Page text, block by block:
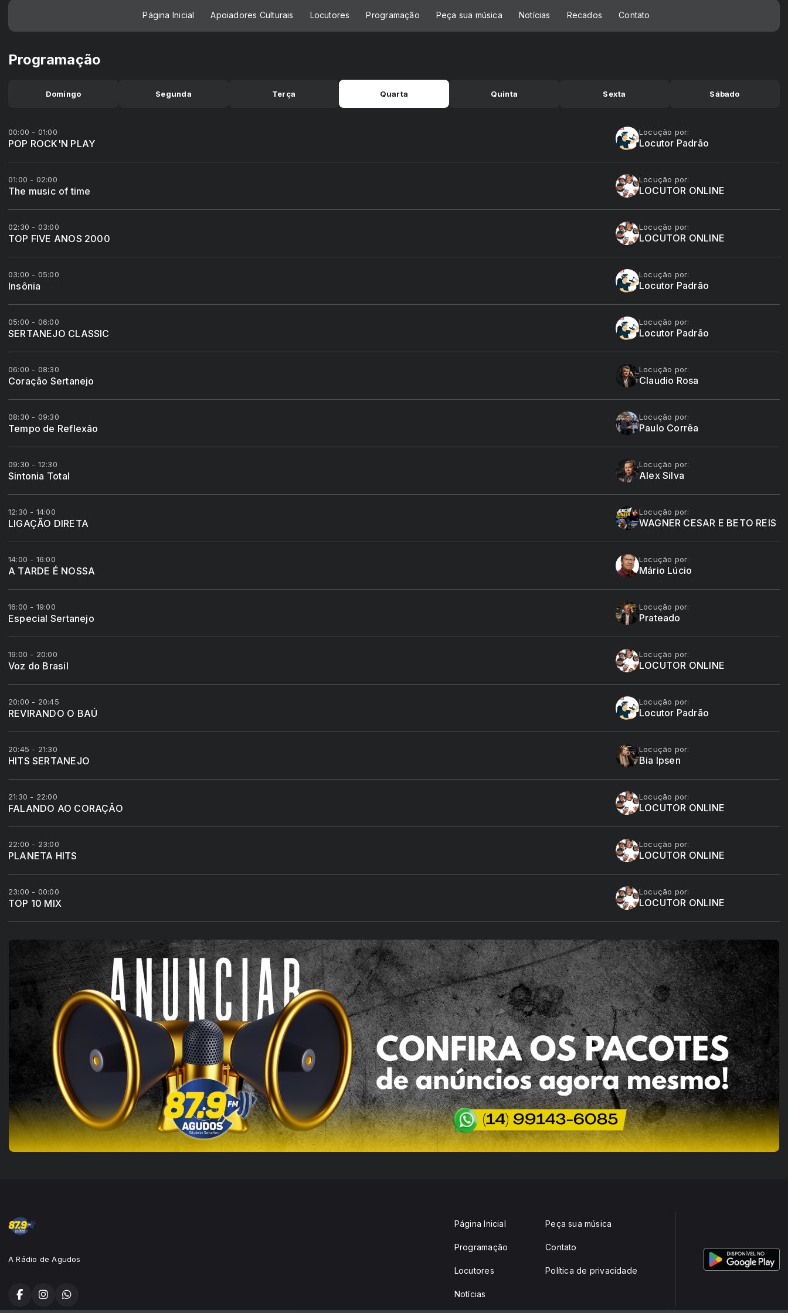
Página Inicial Apoiadores Culturais Locutores Programação Peça sua música Notícias Recados Contato
Programação
Domingo Segunda Terça Quarta Quinta Sexta Sábado
00:00 - 01:00
POP ROCK'N PLAY
Locução por:
Locutor Padrão
01:00 - 02:00
The music of time
Locução por:
LOCUTOR ONLINE
02:30 - 03:00
TOP FIVE ANOS 2000
Locução por:
LOCUTOR ONLINE
03:00 - 05:00
Insônia
Locução por:
Locutor Padrão
05:00 - 06:00
SERTANEJO CLASSIC
Locução por:
Locutor Padrão
06:00 - 08:30
Coração Sertanejo
Locução por:
Claudio Rosa
08:30 - 09:30
Tempo de Reflexão
Locução por:
Paulo Corrêa
09:30 - 12:30
Sintonia Total
Locução por:
Alex Silva
12:30 - 14:00
LIGAÇÃO DIRETA
Locução por:
WAGNER CESAR E BETO REIS
14:00 - 16:00
A TARDE É NOSSA
Locução por:
Mário Lúcio
16:00 - 19:00
Especial Sertanejo
Locução por:
Prateado
19:00 - 20:00
Voz do Brasil
Locução por:
LOCUTOR ONLINE
20:00 - 20:45
REVIRANDO O BAÚ
Locução por:
Locutor Padrão
20:45 - 21:30
HITS SERTANEJO
Locução por:
Bia Ipsen
21:30 - 22:00
FALANDO AO CORAÇÂO
Locução por:
LOCUTOR ONLINE
22:00 - 23:00
PLANETA HITS
Locução por:
LOCUTOR ONLINE
23:00 - 00:00
TOP 10 MIX
Locução por:
LOCUTOR ONLINE
A Rádio de Agudos
Página Inicial
Programação
Locutores
Notícias
Peça sua música
Contato
Política de privacidade